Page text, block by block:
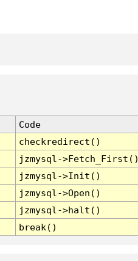
Code
checkredirect()
jzmysql-
jzmysql->Init()
jzmysql->Open()
jzmysql->halt()
break()